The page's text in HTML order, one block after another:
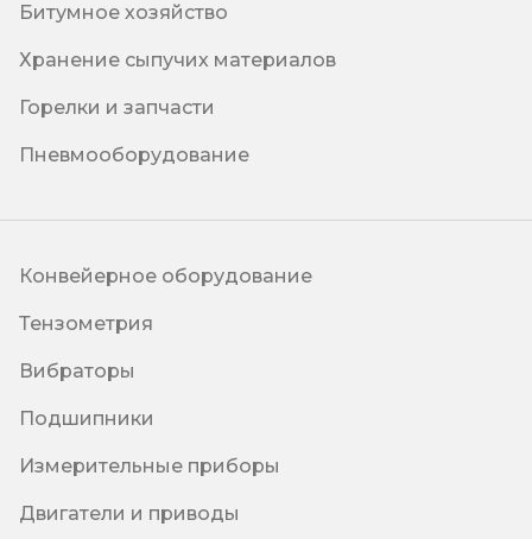
Битумное хозяйство
Хранение сыпучих материалов
Горелки и запчасти
Пневмооборудование
Конвейерное оборудование
Тензометрия
Вибраторы
Подшипники
Измерительные приборы
Двигатели и приводы